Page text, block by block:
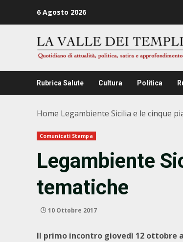
6 Agosto 2026
Rubrica Salute Cultura Politica
Home Legambiente Sicilia e le cinque
Comunicati Stampa
Legambiente
tematiche
10 Ottobre 2017
Il primo incontro giovedì 12 ottobre